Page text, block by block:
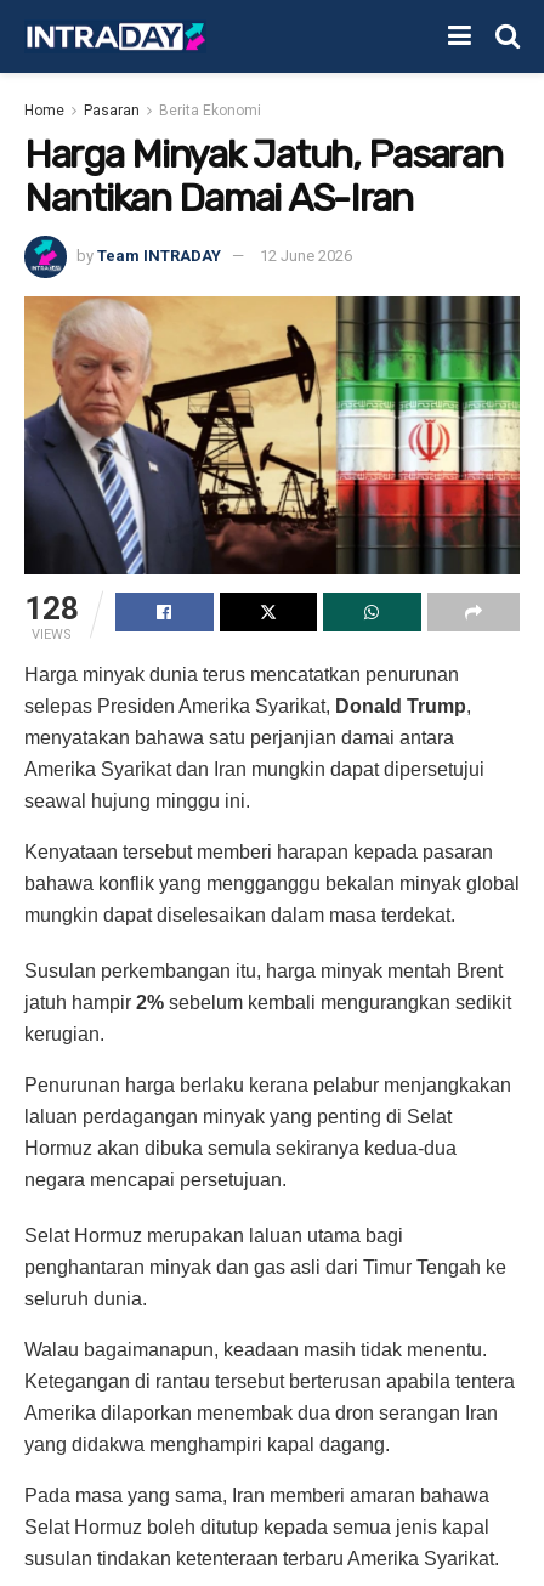
Home Pasaran Berita Ekonomi
Harga Minyak Jatuh, Pasaran
Nantikan Damai AS-Iran
by Team INTRADAY 12 June 2026
128
VIEWS
Harga minyak dunia terus mencatatkan penurunan
selepas Presiden Amerika Syarikat, Donald Trump,
menyatakan bahawa satu perjanjian damai antara
Amerika Syarikat dan Iran mungkin dapat dipersetujui
seawal hujung minggu ini.
Kenyataan tersebut memberi harapan kepada pasaran
bahawa konflik yang mengganggu bekalan minyak global
mungkin dapat diselesaikan dalam masa terdekat.
Susulan perkembangan itu, harga minyak mentah Brent
jatuh hampir 2% sebelum kembali mengurangkan sedikit
kerugian.
Penurunan harga berlaku kerana pelabur menjangkakan
laluan perdagangan minyak yang penting di Selat
Hormuz akan dibuka semula sekiranya kedua-dua
negara mencapai persetujuan.
Selat Hormuz merupakan laluan utama bagi
penghantaran minyak dan gas asli dari Timur Tengah ke
seluruh dunia.
Walau bagaimanapun, keadaan masih tidak menentu.
Ketegangan di rantau tersebut berterusan apabila tentera
Amerika dilaporkan menembak dua dron serangan Iran
yang didakwa menghampiri kapal dagang.
Pada masa yang sama, Iran memberi amaran bahawa
Selat Hormuz boleh ditutup kepada semua jenis kapal
susulan tindakan ketenteraan terbaru Amerika Syarikat.